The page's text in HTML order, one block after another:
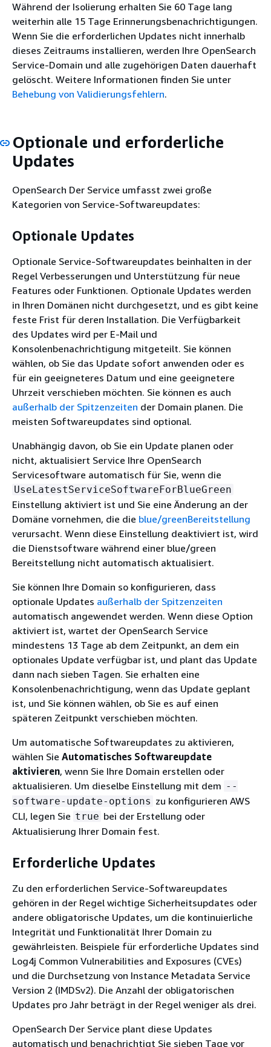
Während der Isolierung erhalten Sie 60 Tage lang
weiterhin alle 15 Tage Erinnerungsbenachrichtigungen.
Wenn Sie die erforderlichen Updates nicht innerhalb
dieses Zeitraums installieren, werden Ihre OpenSearch
Service-Domain und alle zugehörigen Daten dauerhaft
gelöscht. Weitere Informationen finden Sie unter
Behebung von Validierungsfehlern.
Optionale und erforderliche
Updates
OpenSearch Der Service umfasst zwei große
Kategorien von Service-Softwareupdates:
Optionale Updates
Optionale Service-Softwareupdates beinhalten in der
Regel Verbesserungen und Unterstützung für neue
Features oder Funktionen. Optionale Updates werden
in Ihren Domänen nicht durchgesetzt, und es gibt keine
feste Frist für deren Installation. Die Verfügbarkeit
des Updates wird per E-Mail und
Konsolenbenachrichtigung mitgeteilt. Sie können
wählen, ob Sie das Update sofort anwenden oder es
für ein geeigneteres Datum und eine geeignetere
Uhrzeit verschieben möchten. Sie können es auch
außerhalb der Spitzenzeiten der Domain planen. Die
meisten Softwareupdates sind optional.
Unabhängig davon, ob Sie ein Update planen oder
nicht, aktualisiert Service Ihre OpenSearch
Servicesoftware automatisch für Sie, wenn die
UseLatestServiceSoftwareForBlueGreen
Einstellung aktiviert ist und Sie eine Änderung an der
Domäne vornehmen, die die blue/greenBereitstellung
verursacht. Wenn diese Einstellung deaktiviert ist, wird
die Dienstsoftware während einer blue/green
Bereitstellung nicht automatisch aktualisiert.
Sie können Ihre Domain so konfigurieren, dass
optionale Updates außerhalb der Spitzenzeiten
automatisch angewendet werden. Wenn diese Option
aktiviert ist, wartet der OpenSearch Service
mindestens 13 Tage ab dem Zeitpunkt, an dem ein
optionales Update verfügbar ist, und plant das Update
dann nach sieben Tagen. Sie erhalten eine
Konsolenbenachrichtigung, wenn das Update geplant
ist, und Sie können wählen, ob Sie es auf einen
späteren Zeitpunkt verschieben möchten.
Um automatische Softwareupdates zu aktivieren,
wählen Sie Automatisches Softwareupdate
aktivieren, wenn Sie Ihre Domain erstellen oder
aktualisieren. Um dieselbe Einstellung mit dem --
software-update-options zu konfigurieren AWS
CLI, legen Sie true bei der Erstellung oder
Aktualisierung Ihrer Domain fest.
Erforderliche Updates
Zu den erforderlichen Service-Softwareupdates
gehören in der Regel wichtige Sicherheitsupdates oder
andere obligatorische Updates, um die kontinuierliche
Integrität und Funktionalität Ihrer Domain zu
gewährleisten. Beispiele für erforderliche Updates sind
Log4j Common Vulnerabilities and Exposures (CVEs)
und die Durchsetzung von Instance Metadata Service
Version 2 (IMDSv2). Die Anzahl der obligatorischen
Updates pro Jahr beträgt in der Regel weniger als drei.
OpenSearch Der Service plant diese Updates
automatisch und benachrichtigt Sie sieben Tage vor